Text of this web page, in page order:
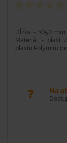
Dĺžka - 1050
Materiál - plast
plastu Polymiru
Na